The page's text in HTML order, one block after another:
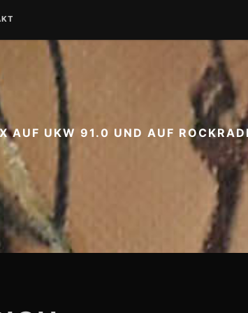
AUF UKW 91.0 UND AUF